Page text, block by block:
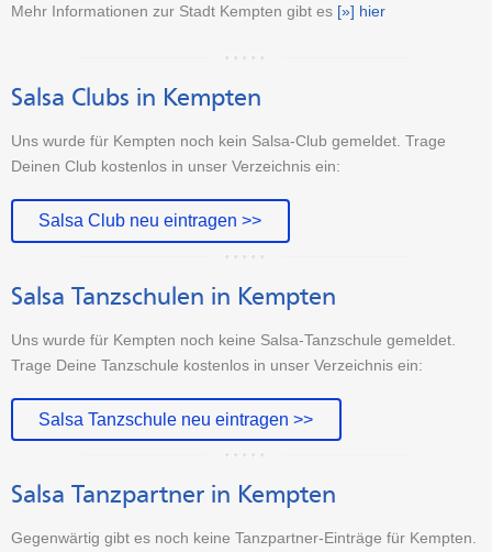
Mehr Informationen zur Stadt Kempten gibt es [»] hier
Salsa Clubs in Kempten
Uns wurde für Kempten noch kein Salsa-Club gemeldet. Trage
Deinen Club kostenlos in unser Verzeichnis ein:
Salsa Club neu eintragen >>
Salsa Tanzschulen in Kempten
Uns wurde für Kempten noch keine Salsa-Tanzschule gemeldet.
Trage Deine Tanzschule kostenlos in unser Verzeichnis ein:
Salsa Tanzschule neu eintragen >>
Salsa Tanzpartner in Kempten
Gegenwärtig gibt es noch keine Tanzpartner-Einträge für Kempten.